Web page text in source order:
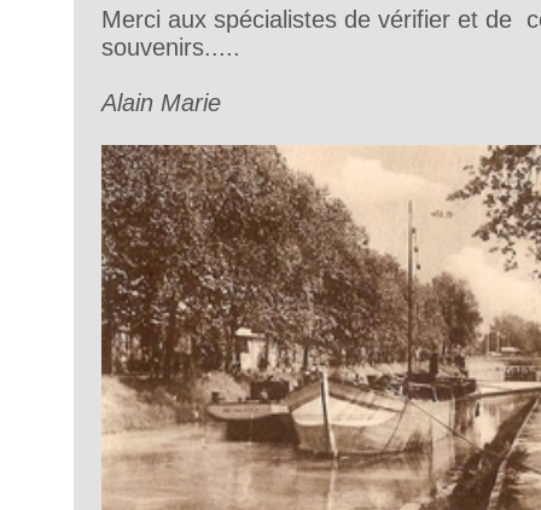
Merci aux spécialistes de vérifier et de
souvenirs.....
Alain Marie